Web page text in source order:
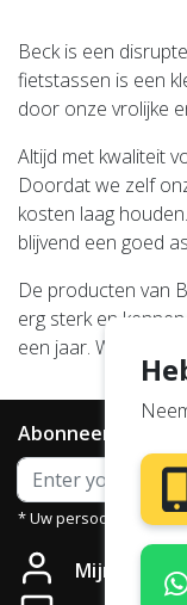
Beck is een
fietstassen is een
door onze vrolijke
Altijd met kwaliteit
Doordat we zelf
kosten laag
blijvend een goed
De producten van
erg sterk en
een jaar. We’ve got
Abonneer je op
* Uw
Mijn account